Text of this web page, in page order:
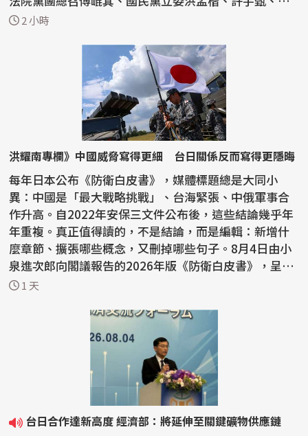
思銘、...
2 小時
洪耀南專欄》中國威脅寫得更細 台日關係反而寫得更隱晦
每年日本公布《防衛白皮書》，媒體標題總是大同小
異：中國是「最大戰略挑戰」、台海緊張、中俄軍事合
作升高。自2022年安保三文件公布後，這些結論幾乎年
年重複。真正值得讀的，不是結論，而是編輯：新增什
麼章節、擴張哪些概念，又刪掉哪些句子。8月4日由小
泉進次郎向閣議報告的2026年版《防衛白皮書》，呈現
一個鮮明反...
1 天
台日合作達新高度 經濟部：將延伸至關鍵礦物供應鏈